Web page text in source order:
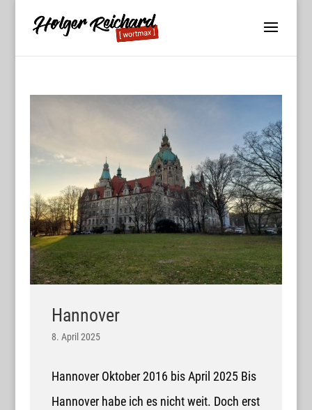
Hannover
8. April 2025
Hannover Oktober 2016 bis April 2025 Bis
Hannover habe ich es nicht weit. Doch erst